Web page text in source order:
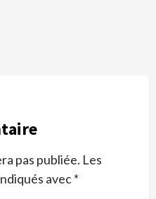
pas publiée. Les
avec*